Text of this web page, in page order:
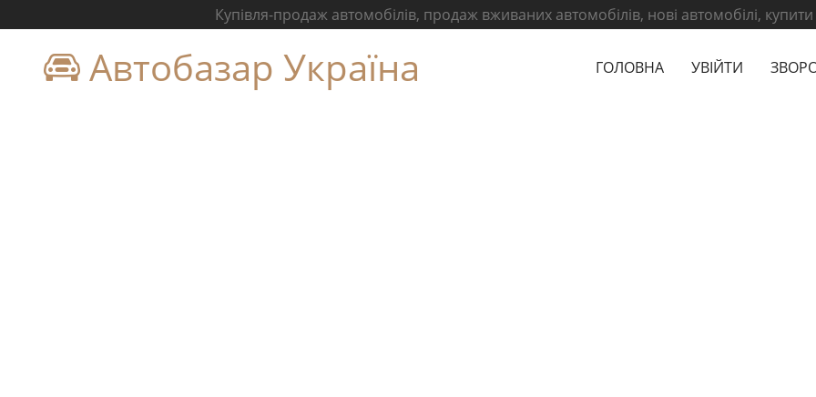
Купівля-продаж автомобілів, продаж вживаних автомобілів, нові автомобілі,
Автобазар Україна ГОЛОВНА УВІЙТИ